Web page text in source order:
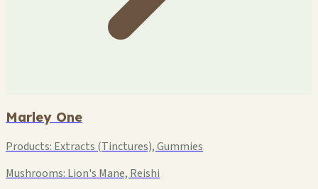
Marley One
Products: Extracts (Tinctures), Gummies
Mushrooms: Lion's Mane, Reishi